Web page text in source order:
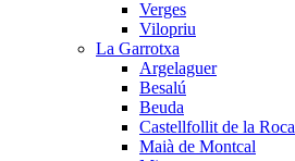
Verges
Vilopriu
La Garrotxa
Argelaguer
Besalú
Beuda
Castellfollit de la Roca
Maià de Montcal